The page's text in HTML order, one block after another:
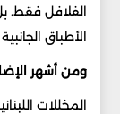
الفلافل فقط.
الأطباق
ومن أشهر
المخللات